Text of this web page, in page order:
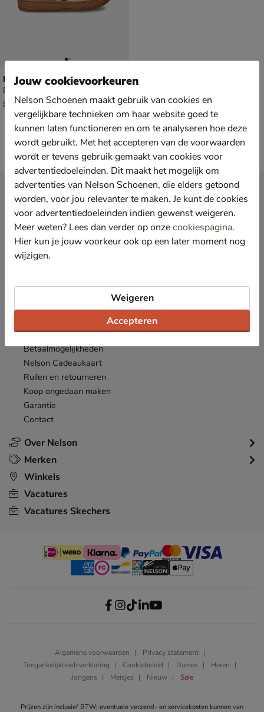
Nelson Kids
Babyschoenen - multi
van € 59,99 voor € 41,99
59 99 41,99
Over Nelson
Bestellen
Betaalmogelijkheden
Nelson Cadeaukaart
Ruilen en retourneren
Koop ongedaan maken
Garantie
Contact
Merken
Winkels
Vacatures
Vacatures Skechers
Nieuwsbrief
Ontvang € 10,- welkomstkorting*
en blijf op de hoogte van leuke
acties en aanbiedingen!
E-mailadres Inschrijven
Algemene voorwaarden
Privacy statement
Toegankelijkheidsverklaring
Cookiebeleid Dames
Heren
Jongens
Meisjes Nieuw Sale
Prijzen zijn inclusief BTW; eventuele verzend- en servicekosten kunnen van
Jouw cookievoorkeuren
Nelson Schoenen maakt gebruik van cookies en
vergelijkbare technieken om haar website goed te
kunnen laten functioneren en om te analyseren hoe deze
wordt gebruikt. Met het accepteren van de voorwaarden
wordt er tevens gebruik gemaakt van cookies voor
advertentiedoeleinden. Dit maakt het mogelijk om
advertenties van Nelson Schoenen, die elders getoond
worden, voor jou relevanter te maken. Je kunt de cookies
voor advertentiedoeleinden indien gewenst weigeren.
Meer weten? Lees dan verder op onzecookiespagina.
Hier kun je jouw voorkeur ook op een later moment nog
wijzigen.
Accepteren
Weigeren